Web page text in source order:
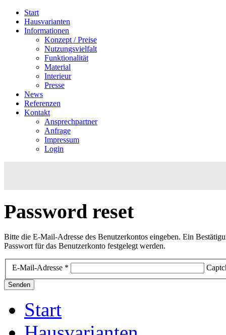
Start
Hausvarianten
Informationen
Konzept / Preise
Nutzungsvielfalt
Funktionalität
Material
Interieur
Presse
News
Referenzen
Kontakt
Ansprechpartner
Anfrage
Impressum
Login
Password reset
Bitte die E-Mail-Adresse des Benutzerkontos eingeben. Ein
Passwort für das Benutzerkonto festgelegt werden.
E-Mail-Adresse *
Senden
Start